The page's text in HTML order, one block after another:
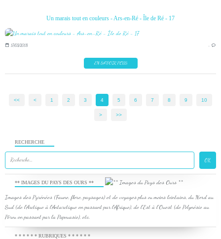
Un marais tout en couleurs - Ars-en-Ré - Île de Ré - 17
17/03/2018 …
EN SAVOIR PLUS
<< < 1 2 3 4 5 6 7 8 9 10
> >>
RECHERCHE
** IMAGES DU PAYS DES OURS **
Images des Pyrénées (Faune, flore, paysages) et de voyages plus ou moins lointains, du Nord au
Sud (de l'Arctique à l'Antarctique en passant par l'Afrique), de l'Est à l'Ouest (de Polynésie au
Pérou en passant par la Papouasie), etc.
* * * * * * RUBRIQUES * * * * * *